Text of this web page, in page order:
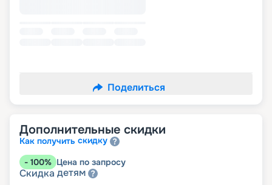
Поделиться
Дополнительные скидки
Как получить скидку
- 100% Цена по запросу
Скидка детям